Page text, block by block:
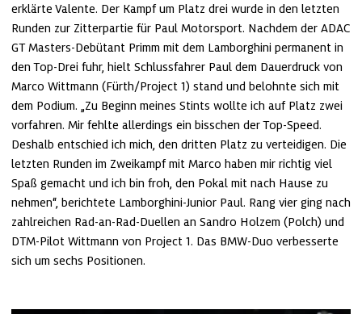
erklärte Valente. Der Kampf um Platz drei wurde in den letzten
Runden zur Zitterpartie für Paul Motorsport. Nachdem der ADAC
GT Masters-Debütant Primm mit dem Lamborghini permanent in
den Top-Drei fuhr, hielt Schlussfahrer Paul dem Dauerdruck von
Marco Wittmann (Fürth/Project 1) stand und belohnte sich mit
dem Podium. „Zu Beginn meines Stints wollte ich auf Platz zwei
vorfahren. Mir fehlte allerdings ein bisschen der Top-Speed.
Deshalb entschied ich mich, den dritten Platz zu verteidigen. Die
letzten Runden im Zweikampf mit Marco haben mir richtig viel
Spaß gemacht und ich bin froh, den Pokal mit nach Hause zu
nehmen“, berichtete Lamborghini-Junior Paul. Rang vier ging nach
zahlreichen Rad-an-Rad-Duellen an Sandro Holzem (Polch) und
DTM-Pilot Wittmann von Project 1. Das BMW-Duo verbesserte
sich um sechs Positionen.